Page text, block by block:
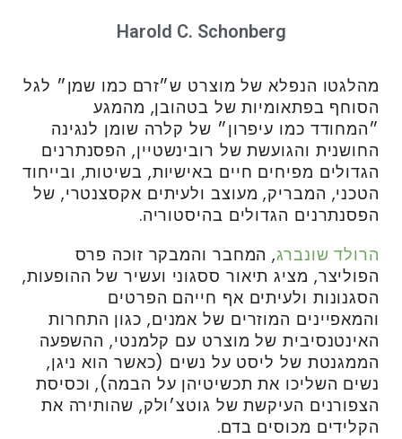
Harold C. Schonberg
מהלגטו הנפלא של מוצרט ש״זרם כמו שמן״ לגל
הסוחף בפתאומיות של בטהובן, מהמגע
״המחודד כמו עיפרון״ של קלרה שומן לנגינה
החושנית והגועשת של רובינשטיין, הפסנתרנים
הגדולים מפיחים חיים באישיות, בשיטות, ובייחוד
הטכני, המבריק, מעוצב ולעיתים אקסצנטרי, של
הפסנתרנים הגדולים בהיסטוריה.
הרולד שונברג, המחבר והמבקר זוכה פרס
הפוליצר, מציג תיאור ססגוני ועשיר של ההופעות,
הסגנונות ולעיתים אף חייהם הפרטים
והמאפיינים המוזרים של אמנים, כגון התחרות
האינטנסיבית של מוצרט עם קלמנטי, ההשפעה
הממגנטת של ליסט על נשים (כאשר הוא ניגן,
נשים השליכו את תכשיטיהן על הבמה), וכסיסת
הצפורנים העיקשת של גוטצ׳ולק, שהותירה את
הקלידים מכוסים בדם.